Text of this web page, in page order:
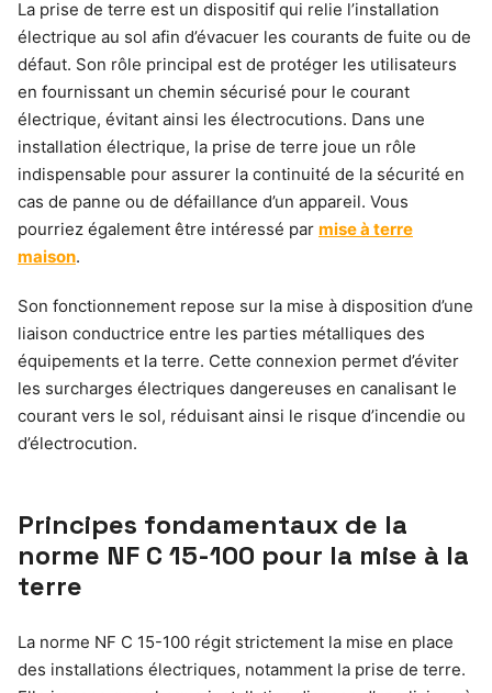
La prise de terre est un dispositif qui relie l’installation
électrique au sol afin d’évacuer les courants de fuite ou de
défaut. Son rôle principal est de protéger les utilisateurs
en fournissant un chemin sécurisé pour le courant
électrique, évitant ainsi les électrocutions. Dans une
installation électrique, la prise de terre joue un rôle
indispensable pour assurer la continuité de la sécurité en
cas de panne ou de défaillance d’un appareil. Vous
pourriez également être intéressé par mise à terre
maison.
Son fonctionnement repose sur la mise à disposition d’une
liaison conductrice entre les parties métalliques des
équipements et la terre. Cette connexion permet d’éviter
les surcharges électriques dangereuses en canalisant le
courant vers le sol, réduisant ainsi le risque d’incendie ou
d’électrocution.
Principes fondamentaux de la
norme NF C 15-100 pour la mise à la
terre
La norme NF C 15-100 régit strictement la mise en place
des installations électriques, notamment la prise de terre.